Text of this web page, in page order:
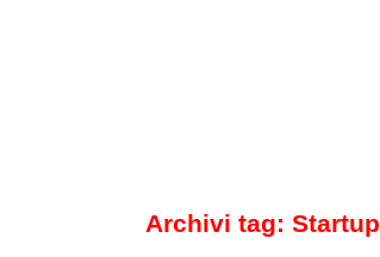
Archivi tag: Startup